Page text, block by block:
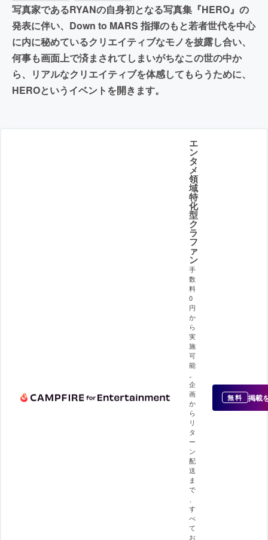
写真家であるRYANの自身初となる写真集『HERO』の
発表に伴い、Down to MARS 指揮のもと若者世代を中心
に内に秘めているクリエイティブなモノを披露し合い、
何事も画面上で済まされてしまいがちなこの世の中か
ら、リアルなクリエイティブを体感してもらうために、
HEROというイベントを開きます。
エ
ン
タ
メ
領
域
特
化
型
ク
ラ
フ
ァ
ン
手
数
料
0
円
か
ら
実
施
可
能
企
画
か
ら
リ
タ
ー
ン
配
送
ま
で
す
べ
て
お
無料 掲載